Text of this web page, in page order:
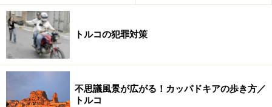
トルコ人の心をぐっと掴むには、まずはあいさつ言葉か
トルコの犯罪対策
不思議風景が広がる！カッパドキアの歩き方／
トルコ